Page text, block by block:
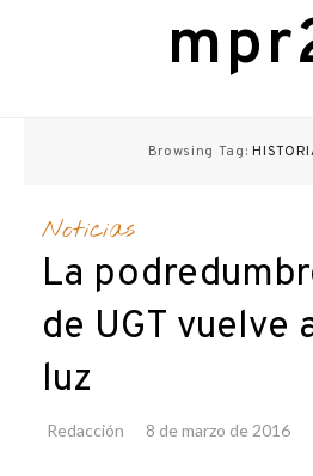
Browsing Tag:
Noticias
La
de UGT vuelve
luz
Redacción 8 de marzo de 2016